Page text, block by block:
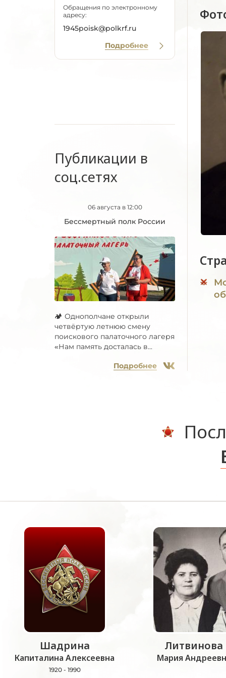
Обращения по электронному
адресу:
1945poisk@polkrf.ru
Подробнее
Публикации в
соц.сетях
06 августа в 12:00
Бессмертный полк России
🏕 Однополчане открыли
четвёртую летнюю смену
поискового палаточного лагеря
«Нам память досталась в...
Подробнее
Шадрина
Капиталина Алексеевна
1920 - 1990
Литвинова
Мария